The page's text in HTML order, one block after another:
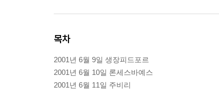
목차
2001년 6월 9일 생장피드포르
2001년 6월 10일 론세스바예스
2001년 6월 11일 주비리